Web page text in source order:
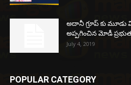
అదానీ గ్రూప్ కు
అప్పగించిన మోడీ
July 4, 2019
POPULAR CATEGORY